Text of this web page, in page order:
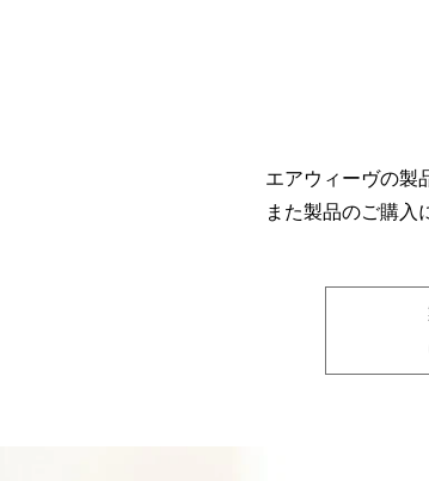
エアウィーヴの製
また製品のご購入